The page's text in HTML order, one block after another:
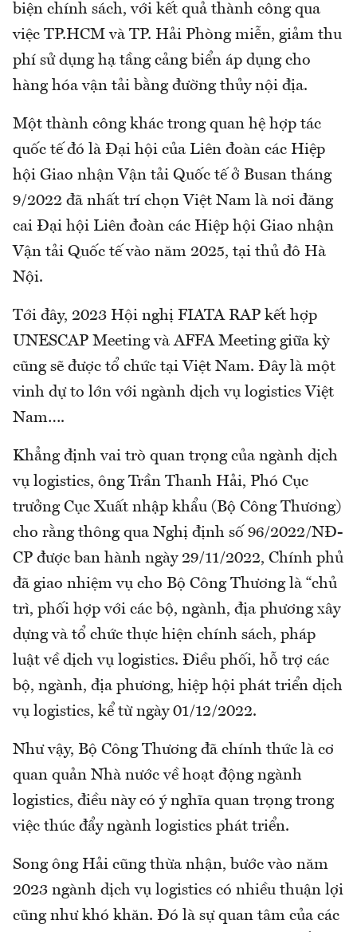
biện chính sách, với kết quả thành công qua
việc TP.HCM và TP. Hải Phòng miễn, giảm thu
phí sử dụng hạ tầng cảng biển áp dụng cho
hàng hóa vận tải bằng đường thủy nội địa.
Một thành công khác trong quan hệ hợp tác
quốc tế đó là Đại hội của Liên đoàn các Hiệp
hội Giao nhận Vận tải Quốc tế ở Busan tháng
9/2022 đã nhất trí chọn Việt Nam là nơi đăng
cai Đại hội Liên đoàn các Hiệp hội Giao nhận
Vận tải Quốc tế vào năm 2025, tại thủ đô Hà
Nội.
Tới đây, 2023 Hội nghị FIATA RAP kết hợp
UNESCAP Meeting và AFFA Meeting giữa kỳ
cũng sẽ được tổ chức tại Việt Nam. Đây là một
vinh dự to lớn với ngành dịch vụ logistics Việt
Nam….
Khẳng định vai trò quan trọng của ngành dịch
vụ logistics, ông Trần Thanh Hải, Phó Cục
trưởng Cục Xuất nhập khẩu (Bộ Công Thương)
cho rằng thông qua Nghị định số 96/2022/NĐ-
CP được ban hành ngày 29/11/2022, Chính phủ
đã giao nhiệm vụ cho Bộ Công Thương là “chủ
trì, phối hợp với các bộ, ngành, địa phương xây
dựng và tổ chức thực hiện chính sách, pháp
luật về dịch vụ logistics. Điều phối, hỗ trợ các
bộ, ngành, địa phương, hiệp hội phát triển dịch
vụ logistics, kể từ ngày 01/12/2022.
Như vậy, Bộ Công Thương đã chính thức là cơ
quan quản Nhà nước về hoạt động ngành
logistics, điều này có ý nghĩa quan trọng trong
việc thúc đẩy ngành logistics phát triển.
Song ông Hải cũng thừa nhận, bước vào năm
2023 ngành dịch vụ logistics có nhiều thuận lợi
cũng như khó khăn. Đó là sự quan tâm của các